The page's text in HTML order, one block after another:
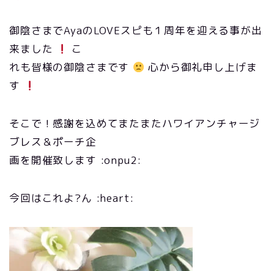
御陰さまでAyaのLOVEスピも１周年を迎える事が出
来ました
こ
れも皆様の御陰さまです
心から御礼申し上げま
す
そこで！感謝を込めてまたまたハワイアンチャージ
ブレス＆ポーチ企
画を開催致します :onpu2:
今回はこれよ?ん :heart: